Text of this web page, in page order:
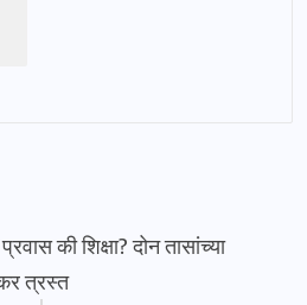
की शिक्षा? दोन तासांच्या
त्रस्त